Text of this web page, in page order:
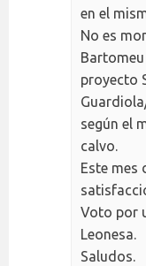
en el
No es
proyecto
según el
calvo.
Este mes
Voto por
Leonesa.
Saludos.